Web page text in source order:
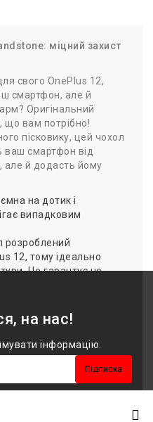
міцний захист
свого OnePlus 12,
смартфон, але й
Оригінальний
що вам потрібно!
пісковику, цей чохол
ваш смартфон від
й додасть йому
на дотик і
випадковим
розроблений
12, тому ідеально
Це гарантує не
колір надає чохлу
вигляд.
чохол не вимагає
протирати
OnePlus 12 ваш
на нас!
інформацію.
Підписка